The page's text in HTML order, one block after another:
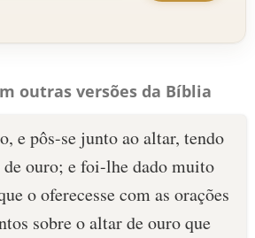
outras versões da Bíblia
e pôs-se junto ao altar, tendo
ouro; e foi-lhe dado muito
o oferecesse com as orações
sobre o altar de ouro que